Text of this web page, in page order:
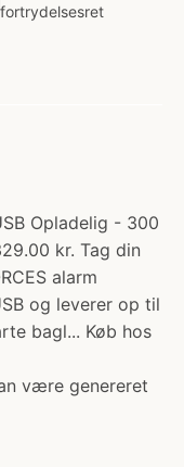
fortrydelsesret
Opladelig - 300
kr. Tag din
alarm
og leverer op til
bagl... Køb hos
være genereret